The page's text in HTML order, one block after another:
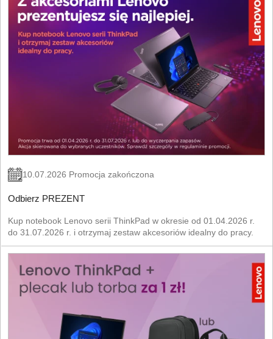
10.07.2026 Promocja zakończona
Odbierz PREZENT
Kup notebook Lenovo serii ThinkPad w okresie od 01.04.2026 r.
do 31.07.2026 r. i otrzymaj zestaw akcesoriów idealny do pracy.